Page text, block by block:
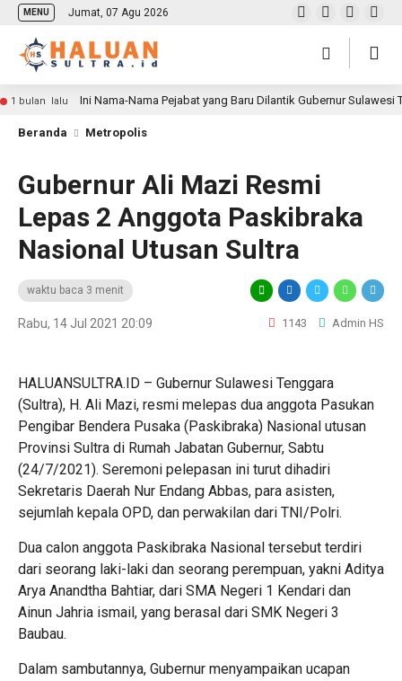
MENU Jumat, 07 Agu 2026
1 bulan lalu Ini Nama-Nama Pejabat yang Baru Dilantik Gubernur Sulawesi
Beranda Metropolis
Gubernur Ali Mazi Resmi
Lepas 2 Anggota Paskibraka
Nasional Utusan Sultra
waktu baca 3 menit
Rabu, 14 Jul 2021 20:09 1143 Admin HS
HALUANSULTRA.ID – Gubernur Sulawesi Tenggara
(Sultra), H. Ali Mazi, resmi melepas dua anggota Pasukan
Pengibar Bendera Pusaka (Paskibraka) Nasional utusan
Provinsi Sultra di Rumah Jabatan Gubernur, Sabtu
(24/7/2021). Seremoni pelepasan ini turut dihadiri
Sekretaris Daerah Nur Endang Abbas, para asisten,
sejumlah kepala OPD, dan perwakilan dari TNI/Polri.
Dua calon anggota Paskibraka Nasional tersebut terdiri
dari seorang laki-laki dan seorang perempuan, yakni Aditya
Arya Anandtha Bahtiar, dari SMA Negeri 1 Kendari dan
Ainun Jahria ismail, yang berasal dari SMK Negeri 3
Baubau.
Dalam sambutannya, Gubernur menyampaikan ucapan